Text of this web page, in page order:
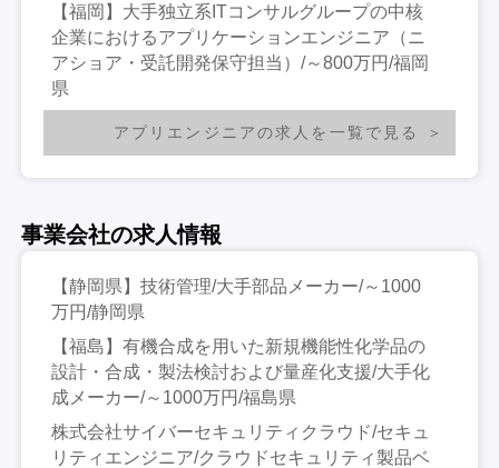
【福岡】大手独立系ITコンサルグループの中核
企業におけるアプリケーションエンジニア（ニ
アショア・受託開発保守担当）/～800万円/福岡
県
アプリエンジニアの求人を一覧で見る
事業会社の求人情報
【静岡県】技術管理/大手部品メーカー/～1000
万円/静岡県
【福島】有機合成を用いた新規機能性化学品の
設計・合成・製法検討および量産化支援/大手化
成メーカー/～1000万円/福島県
株式会社サイバーセキュリティクラウド/セキュ
リティエンジニア/クラウドセキュリティ製品ベ